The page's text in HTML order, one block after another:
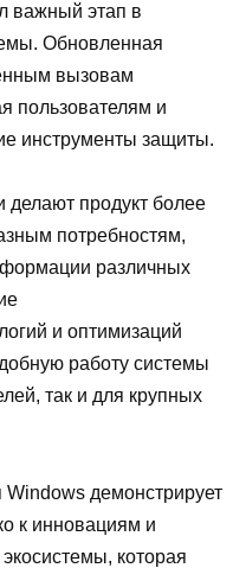
важный этап в
Обновленная
вызовам
пользователям и
инструменты защиты.
делают продукт более
потребностям,
различных
и оптимизаций
работу системы
так и для крупных
демонстрирует
к инновациям и
которая